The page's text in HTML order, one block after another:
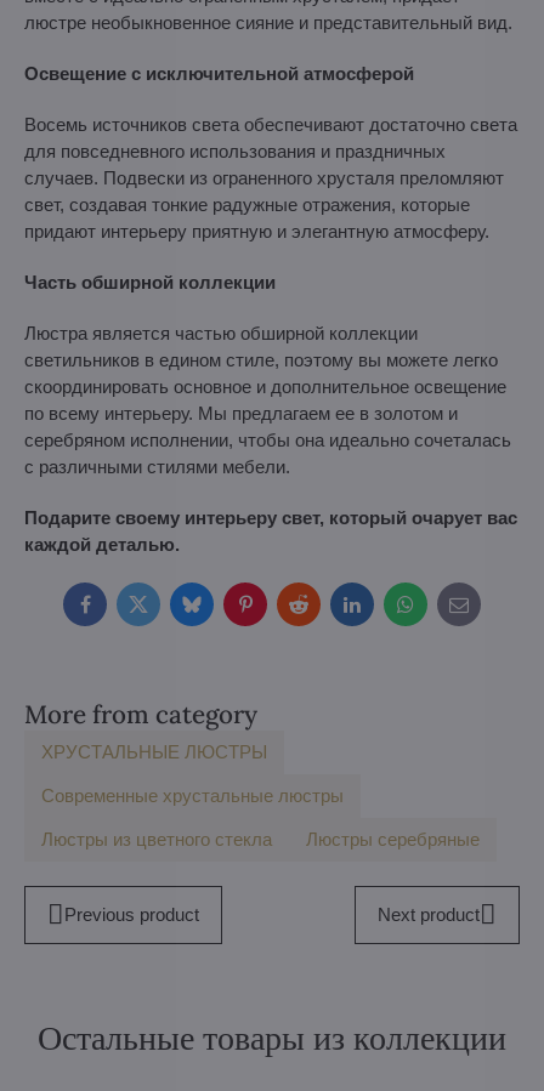
люстре необыкновенное сияние и представительный вид.
Освещение с исключительной атмосферой
Восемь источников света обеспечивают достаточно света
для повседневного использования и праздничных
случаев. Подвески из ограненного хрусталя преломляют
свет, создавая тонкие радужные отражения, которые
придают интерьеру приятную и элегантную атмосферу.
Часть обширной коллекции
Люстра является частью обширной коллекции
светильников в едином стиле, поэтому вы можете легко
скоординировать основное и дополнительное освещение
по всему интерьеру. Мы предлагаем ее в золотом и
серебряном исполнении, чтобы она идеально сочеталась
с различными стилями мебели.
Подарите своему интерьеру свет, который очарует вас
каждой деталью.
FacebookTwitterBlueskyPinterestRedditLinkedInWhatsApp
E-
mail
More from category
ХРУСТАЛЬНЫЕ ЛЮСТРЫ
Современные хрустальные люстры
Люстры из цветного стекла Люстры серебряные
Previous product Next product
Остальные товары из коллекции